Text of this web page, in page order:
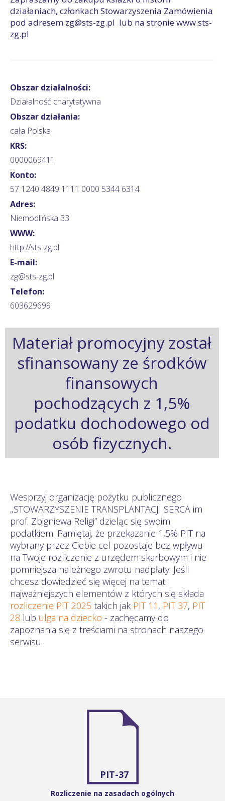
działaniach, członkach Stowarzyszenia Zamówienia
pod adresem zg@sts-zg.pl lub na stronie www.sts-
zg.pl
Obszar działalności:
Działalność charytatywna
Obszar działania:
cała Polska
KRS:
0000069411
Konto:
57 1240 4849 1111 0000 5344 6314
Adres:
Niemodlińska 33
WWW:
http://sts-zg.pl
E-mail:
zg@sts-zg.pl
Telefon:
603629699
Materiał promocyjny został
sfinansowany ze środków
finansowych
pochodzących z 1,5%
podatku dochodowego od
osób fizycznych.
Wesprzyj organizację pożytku publicznego
„STOWARZYSZENIE TRANSPLANTACJI SERCA im
prof. Zbigniewa Religi” dzieląc się swoim
podatkiem. Pamiętaj, że przekazanie 1,5% PIT na
wybrany przez Ciebie cel pozostaje bez wpływu
na Twoje rozliczenie z urzędem skarbowym i nie
pomniejsza należnego zwrotu nadpłaty. Jeśli
chcesz dowiedzieć się więcej na temat
najważniejszych elementów z których się składa
rozliczenie PIT 2025 takich jak PIT 11 , PIT 37, PIT
28 lub ulga na dziecko - zachęcamy do
zapoznania się z treściami na stronach naszego
serwisu.
PIT-37
Rozliczenie na zasadach ogólnych